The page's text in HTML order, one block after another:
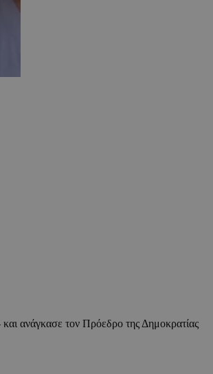
ανάγκασε τον Πρόεδρο της Δημοκρατίας